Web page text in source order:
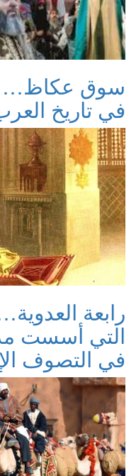
سوق عكاظ…
في تاريخ العرب
رابعة
التي أسست
في التصوف